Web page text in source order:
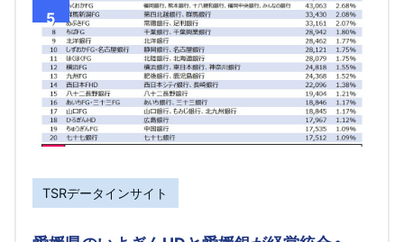
5
TSRデータインサイト